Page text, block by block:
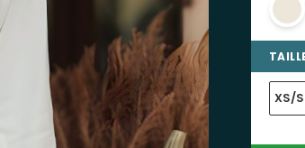
XS/S